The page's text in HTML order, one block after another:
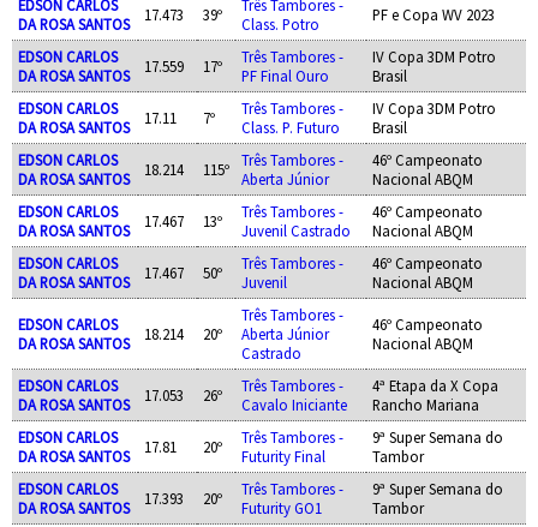
EDSON CARLOS
DA ROSA SANTOS
17.473 39º
Três Tambores -
Class. Potro
PF e Copa WV 2023
EDSON CARLOS
DA ROSA SANTOS
17.559 17º
Três Tambores -
PF Final Ouro
IV Copa 3DM Potro
Brasil
EDSON CARLOS
DA ROSA SANTOS
17.11 7º
Três Tambores -
Class. P. Futuro
IV Copa 3DM Potro
Brasil
EDSON CARLOS
DA ROSA SANTOS
18.214 115º
Três Tambores -
Aberta Júnior
46º Campeonato
Nacional ABQM
EDSON CARLOS
DA ROSA SANTOS
17.467 13º
Três Tambores -
Juvenil Castrado
46º Campeonato
Nacional ABQM
EDSON CARLOS
DA ROSA SANTOS
17.467 50º
Três Tambores -
Juvenil
46º Campeonato
Nacional ABQM
EDSON CARLOS
DA ROSA SANTOS
18.214 20º
Três Tambores -
Aberta Júnior
Castrado
46º Campeonato
Nacional ABQM
EDSON CARLOS
DA ROSA SANTOS
17.053 26º
Três Tambores -
Cavalo Iniciante
4ª Etapa da X Copa
Rancho Mariana
EDSON CARLOS
DA ROSA SANTOS
17.81 20º
Três Tambores -
Futurity Final
9ª Super Semana do
Tambor
EDSON CARLOS
DA ROSA SANTOS
17.393 20º
Três Tambores -
Futurity GO1
9ª Super Semana do
Tambor